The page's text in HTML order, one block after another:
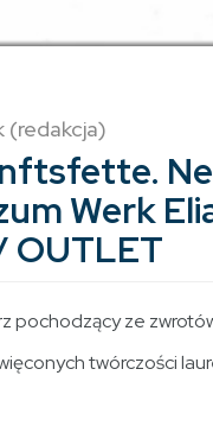
(redakcja)
Werk
OUTLET
pochodzący ze
twórczości